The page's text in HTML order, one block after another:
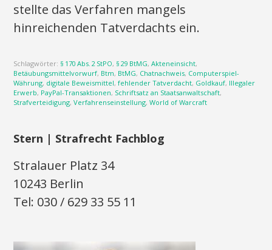
stellte das Verfahren mangels
hinreichenden Tatverdachts ein.
Schlagwörter: § 170 Abs. 2 StPO, § 29 BtMG,Akteneinsicht,
Betäubungsmittelvorwurf, Btm, BtMG, Chatnachweis, Computerspiel-
Währung, digitale Beweismittel,fehlender Tatverdacht, Goldkauf, Illegaler
Erwerb, PayPal-Transaktionen, Schriftsatz an Staatsanwaltschaft,
Strafverteidigung,Verfahrenseinstellung,World of Warcraft
Stern | Strafrecht Fachblog
Stralauer Platz 34
10243 Berlin
Tel: 030 / 629 33 55 11